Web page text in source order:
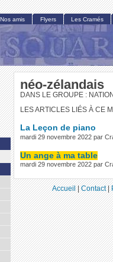
néo-zélandais
DANS LE GROUPE :
LES ARTICLES LIÉS À CE
La Leçon de piano
mardi 29 novembre 2022 par
Un ange à ma table
mardi 29 novembre 2022 par
Nos amis Flyers Les Cramés
Accueil|Contact|